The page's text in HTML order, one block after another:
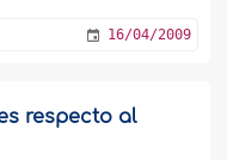
16/04/2009
respecto al